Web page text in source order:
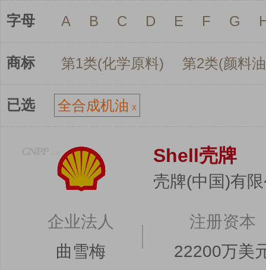
字母 A B C D E F G
商标 第1类(化学原料) 第2类(颜料
已选 全合成机油 X
Shell壳牌
壳牌(中国)有
企业法人
曲雪梅
注册资本
22200万美